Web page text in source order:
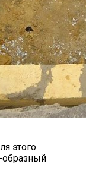
этого
образный